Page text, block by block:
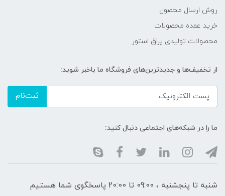
روش ارسال محصول
خرید عمده محصولات
محصولات تولیدی یراق استور
از تخفیف‌ها و جدیدترین‌های فروشگاه ما باخبر شوید:
ثبت‌نام
ما را در شبکه‌های اجتماعی دنبال کنید:
شنبه تا پنجشنبه ، 09:00 تا 20:00 پاسخگوی شما هستیم